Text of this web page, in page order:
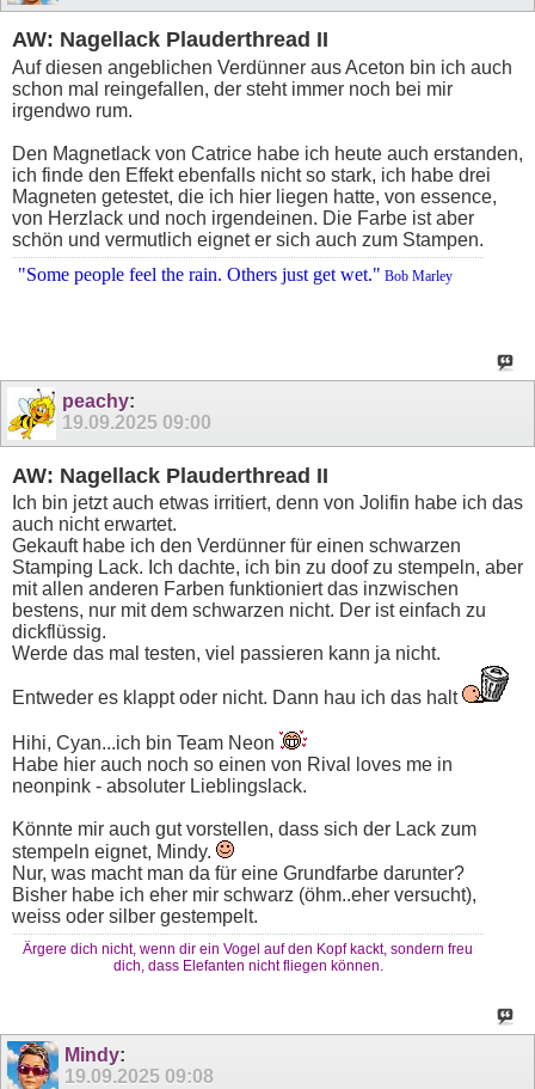
AW: Nagellack Plauderthread II
Auf diesen angeblichen Verdünner aus Aceton bin ich auch
schon mal reingefallen, der steht immer noch bei mir
irgendwo rum.
Den Magnetlack von Catrice habe ich heute auch erstanden,
ich finde den Effekt ebenfalls nicht so stark, ich habe drei
Magneten getestet, die ich hier liegen hatte, von essence,
von Herzlack und noch irgendeinen. Die Farbe ist aber
schön und vermutlich eignet er sich auch zum Stampen.
"Some people feel the rain. Others just get wet." Bob Marley
peachy:
19.09.2025 09:00
AW: Nagellack Plauderthread II
Ich bin jetzt auch etwas irritiert, denn von Jolifin habe ich das
auch nicht erwartet.
Gekauft habe ich den Verdünner für einen schwarzen
Stamping Lack. Ich dachte, ich bin zu doof zu stempeln, aber
mit allen anderen Farben funktioniert das inzwischen
bestens, nur mit dem schwarzen nicht. Der ist einfach zu
dickflüssig.
Werde das mal testen, viel passieren kann ja nicht.
Entweder es klappt oder nicht. Dann hau ich das halt
Hihi, Cyan...ich bin Team Neon
Habe hier auch noch so einen von Rival loves me in
neonpink - absoluter Lieblingslack.
Könnte mir auch gut vorstellen, dass sich der Lack zum
stempeln eignet, Mindy.
Nur, was macht man da für eine Grundfarbe darunter?
Bisher habe ich eher mir schwarz (öhm..eher versucht),
weiss oder silber gestempelt.
Ärgere dich nicht, wenn dir ein Vogel auf den Kopf kackt, sondern freu
dich, dass Elefanten nicht fliegen können.
Mindy:
19.09.2025 09:08